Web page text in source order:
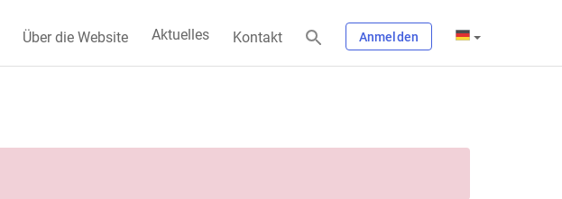
Über die Website Aktuelles Kontakt Anmelden